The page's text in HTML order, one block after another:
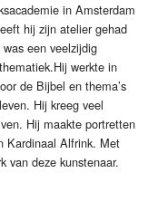
in Amsterdam
hij zijn atelier gehad
een veelzijdig
werkte in
de Bijbel en thema’s
Hij kreeg veel
Hij maakte portretten
Kardinaal Alfrink. Met
van deze kunstenaar.